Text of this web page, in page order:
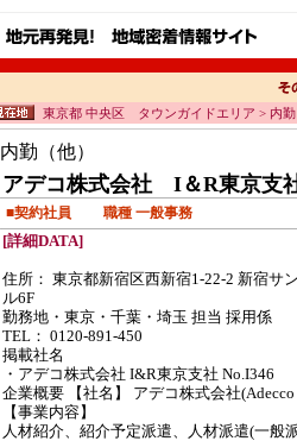
東京都 中央区 タウンガイドエリア > 内
内勤（他）
アデコ株式会社 I＆R東京支
■契約社員 職種 一般事務
[詳細DATA]
住所： 東京都新宿区西新宿1-22-2 新宿サ
ル6F
勤務地・東京・千葉・埼玉 担当 採用係
TEL： 0120-891-450
掲載社名
・アデコ株式会社 I&R東京支社 No.I346
企業概要 【社名】 アデコ株式会社
【事業内容】
人材紹介、紹介予定派遣、人材派遣(一般